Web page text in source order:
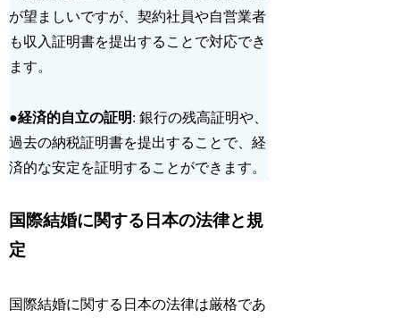
が望ましいですが、契約社員や自営業者
も収入証明書を提出することで対応でき
ます。
●経済的自立の証明: 銀行の残高証明や、
過去の納税証明書を提出することで、経
済的な安定を証明することができます。
国際結婚に関する日本の法律と規
定
国際結婚に関する日本の法律は厳格であ